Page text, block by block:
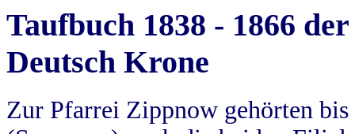
Taufbuch 1838 - 1866
Deutsch Krone
Zur Pfarrei Zippnow gehörten